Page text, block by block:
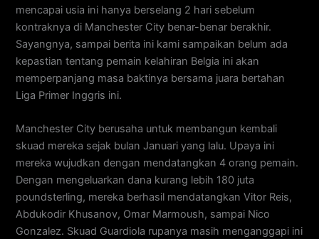
mencapai usia ini hanya berselang 2 hari sebelum
kontraknya di Manchester City benar-benar berakhir.
Sayangnya, sampai berita ini kami sampaikan belum ada
kepastian tentang pemain kelahiran Belgia ini akan
memperpanjang masa baktinya bersama juara bertahan
Liga Primer Inggris ini.
Manchester City berusaha untuk membangun kembali
skuad mereka sejak bulan Januari yang lalu. Upaya ini
mereka wujudkan dengan mendatangkan 4 orang pemain.
Dengan mengeluarkan dana kurang lebih 180 juta
poundsterling, mereka berhasil mendatangkan Vitor Reis,
Abdukodir Khusanov, Omar Marmoush, sampai Nico
Gonzalez. Skuad Guardiola rupanya masih menganggapi ini